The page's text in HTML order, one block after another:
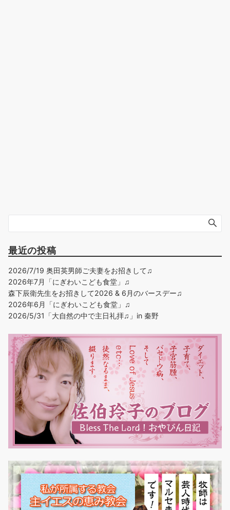
最近の投稿
2026/7/19 奥田英男師ご夫妻をお招きして♫
2026年7月「にぎわいこども食堂」♫
森下辰衛先生をお招きして2026 & 6月のバースデー♫
2026年6月「にぎわいこども食堂」♫
2026/5/31「大自然の中で主日礼拝♫」in 秦野